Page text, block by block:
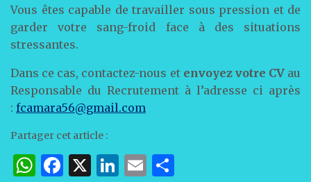
Vous êtes capable de travailler sous pression et de
garder votre sang-froid face à des situations
stressantes.
Dans ce cas, contactez-nous et envoyez votre CVau
Responsable du Recrutement à l’adresse ci après
: fcamara56@gmail.com
Partager cet article :
W F
X
Li E